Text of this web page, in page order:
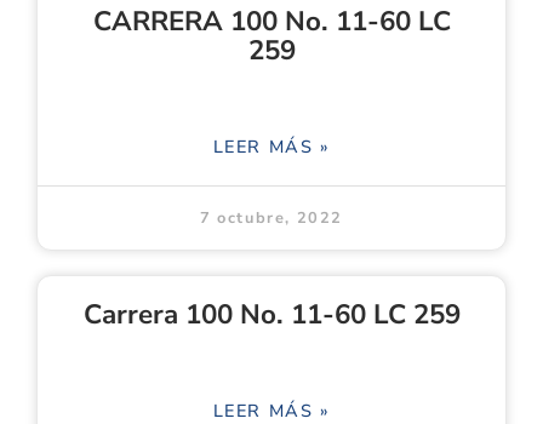
CARRERA 100 No. 11-60 LC
259
LEER MÁS »
7 octubre, 2022
Carrera 100 No. 11-60 LC 259
LEER MÁS »